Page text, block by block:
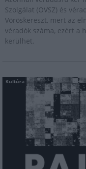
Szolgálat (OVSZ) és
Vöröskereszt, mert az
véradók száma, ezért a
kerülhet.
Kultúra